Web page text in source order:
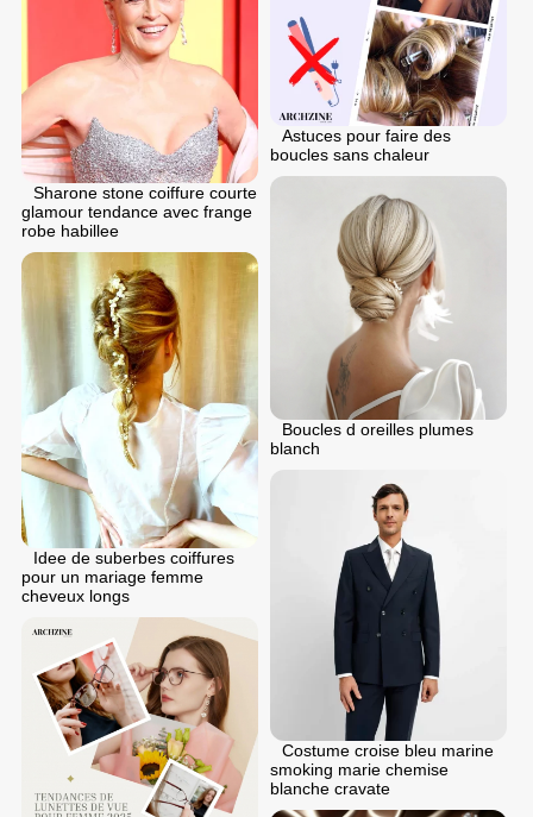
Astuces pour faire des
boucles sans chaleur
Sharone stone coiffure courte
glamour tendance avec frange
robe habillee
Boucles d oreilles plumes
blanch
Idee de suberbes coiffures
pour un mariage femme
cheveux longs
Costume croise bleu marine
smoking marie chemise
blanche cravate